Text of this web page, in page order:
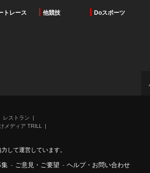
トレース 他競技 Doスポーツ
ストラン
メディア TRILL
して運営しています。
集 - ご意見・ご要望 - ヘルプ・お問い合わせ